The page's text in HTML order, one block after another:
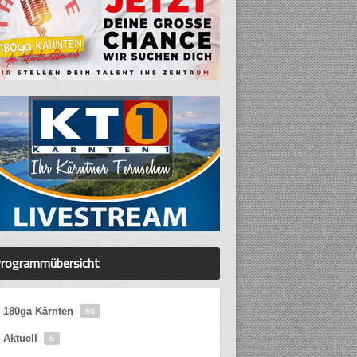
180ga Kärnten 68
Aktuell 6